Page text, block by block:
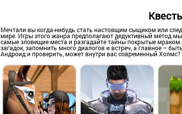
Мечтали вы когда-нибудь стать настоящим сыщиком или
мире. Игры этого жанра предполагают дедуктивный метод
самые зловещие места и разгадайте тайны покрытые
загадок, запомнить много диалогов и встреч, а главное –
Андроид и проверить, может внутри вас современный Холмс?